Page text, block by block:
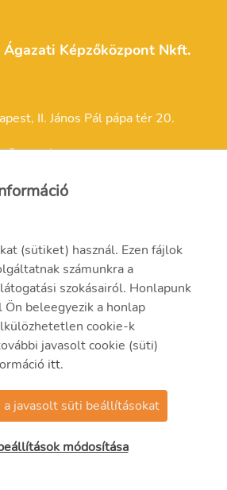
Képzőközpont Nkft.
II. János Pál pápa tér 20.
E/2021/000257
szám: B/2021/001301
(sütiket) használ. Ezen fájlok
számunkra a
szokásairól. Honlapunk
beleegyezik a honlap
cookie-k
javasolt cookie (süti)
itt.
a javasolt süti beállításokat
módosítása